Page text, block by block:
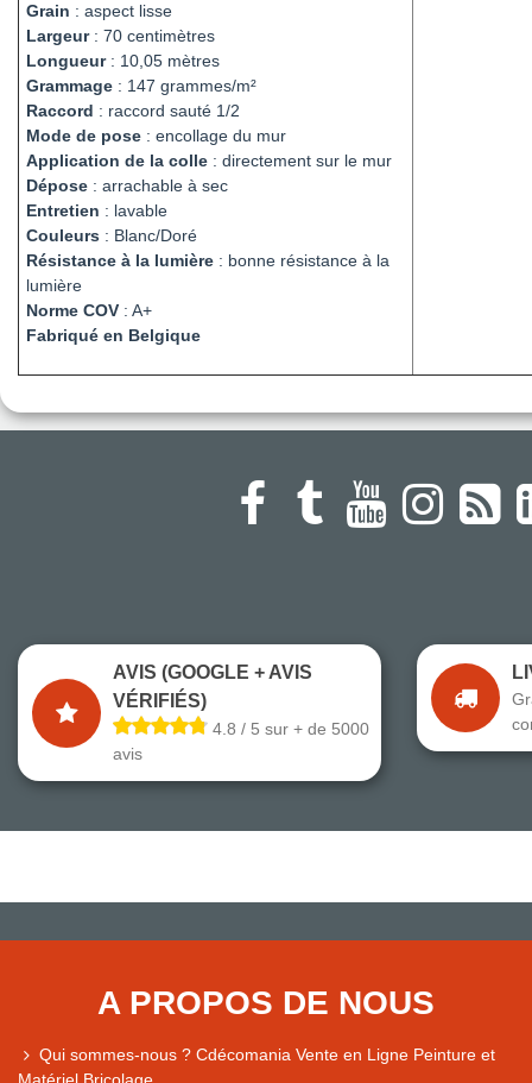
Grain : aspect lisse
Largeur: 70 centimètres
Longueur : 10,05 mètres
Grammage : 147 grammes/m²
Raccord : raccord sauté 1/2
Mode de pose : encollage du mur
Application de la colle : directement sur le mur
Dépose : arrachable à sec
Entretien : lavable
Couleurs : Blanc/Doré
Résistance à la lumière : bonne résistance à la
lumière
Norme COV : A+
Fabriqué en Belgique
AVIS (GOOGLE + AVIS
VÉRIFIÉS)
4.8 / 5 sur + de 5000
avis
A PROPOS DE NOUS
Qui sommes-nous ? Cdécomania Vente en Ligne Peinture et